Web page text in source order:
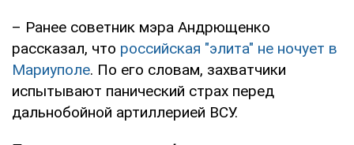
– Ранее советник мэра Андрющенко
рассказал, что российская "элита" не ночует в
Мариуполе. По его словам, захватчики
испытывают панический страх перед
дальнобойной артиллерией ВСУ.